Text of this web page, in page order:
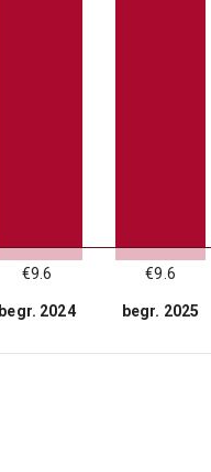
€9.6
begr. 2024
€9.6
begr. 2025